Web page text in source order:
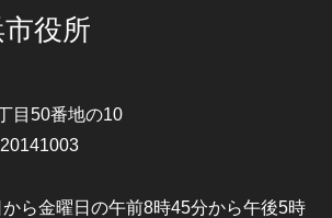
役所
目50番地の10
ら金曜日の午前8時45分から午後5時